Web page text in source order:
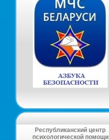
Республиканский центр
психологической помощи